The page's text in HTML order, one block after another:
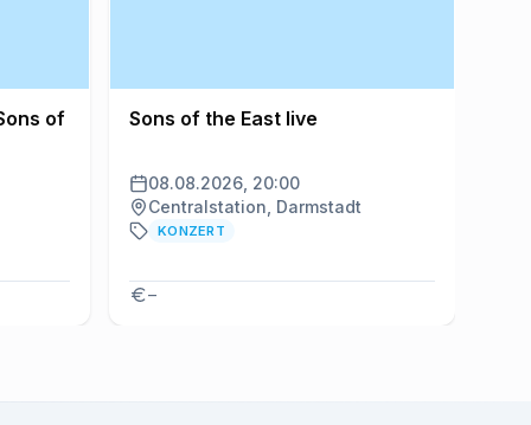
of
Sons of the East live
08.08.2026, 20:00
Centralstation, Darmstadt
KONZERT
–